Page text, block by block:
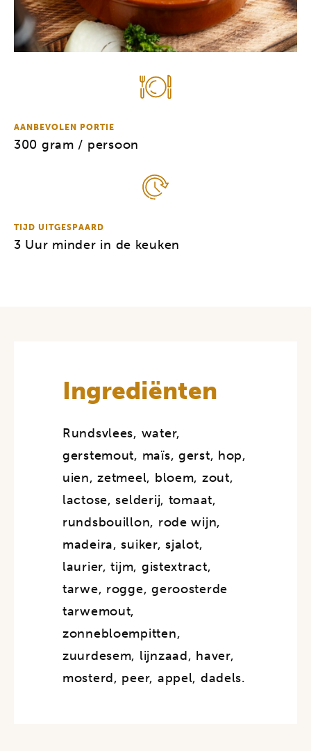
AANBEVOLEN PORTIE
300 gram / persoon
TIJD UITGESPAARD
3 Uur minder in de keuken
Ingrediënten
Rundsvlees, water,
gerstemout, maïs, gerst, hop,
uien, zetmeel, bloem, zout,
lactose, selderij, tomaat,
rundsbouillon, rode wijn,
madeira, suiker, sjalot,
laurier, tijm, gistextract,
tarwe, rogge, geroosterde
tarwemout,
zonnebloempitten,
zuurdesem, lijnzaad, haver,
mosterd, peer, appel, dadels.